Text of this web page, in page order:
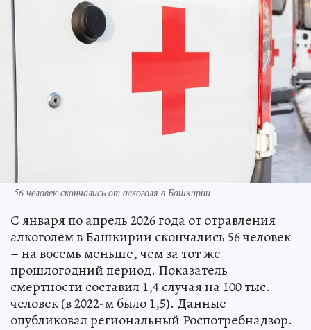
56 человек скончались от алкоголя в Башкирии
С января по апрель 2026 года от отравления
алкоголем в Башкирии скончались 56 человек
– на восемь меньше, чем за тот же
прошлогодний период. Показатель
смертности составил 1,4 случая на 100 тыс.
человек (в 2022-м было 1,5). Данные
опубликовал региональный Роспотребнадзор.